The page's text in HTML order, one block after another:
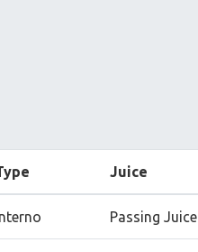
Juice
Passing Juice